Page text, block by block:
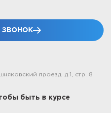
ЗВОНОК
проезд, д.1, стр. 8
быть в курсе